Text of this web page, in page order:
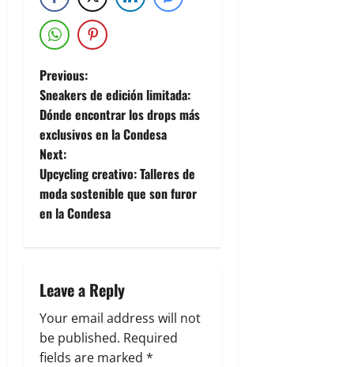
Previous:
Sneakers de edición limitada:
Dónde encontrar los drops más
exclusivos en la Condesa
Next:
Upcycling creativo: Talleres de
moda sostenible que son furor
en la Condesa
Leave a Reply
Your email address will not
be published. Required
fields are marked *